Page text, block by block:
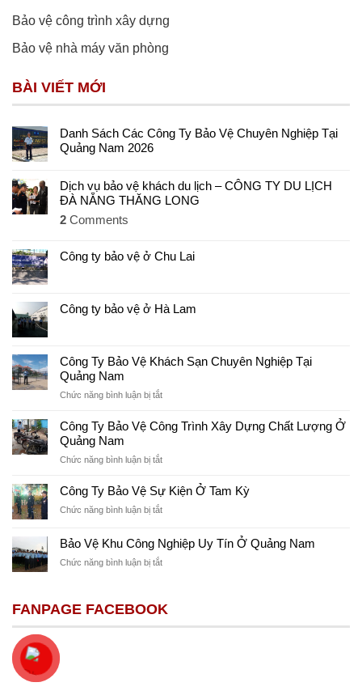
Bảo vệ công trình xây dựng
Bảo vệ nhà máy văn phòng
BÀI VIẾT MỚI
Danh Sách Các Công Ty Bảo Vệ Chuyên Nghiệp Tại
Quảng Nam 2026
Dịch vụ bảo vệ khách du lịch – CÔNG TY DU LỊCH
ĐÀ NẴNG THĂNG LONG
2 Comments
Công ty bảo vệ ở Chu Lai
Công ty bảo vệ ở Hà Lam
Công Ty Bảo Vệ Khách Sạn Chuyên Nghiệp Tại
Quảng Nam
Chức năng bình luận bị tắtở
Ty
Bảo
Khách
Chuyên
Nam
Công Ty Bảo Vệ Công Trình Xây Dựng Chất Lượng Ở
Quảng Nam
Chức năng bình luận bị tắtở
Ty
Vệ
Trình
Dựng
Ở
Quảng
Công Ty Bảo Vệ Sự Kiện Ở Tam Kỳ
Chức năng bình luận bị tắtở
Bảo
Vệ
Ở
Bảo Vệ Khu Công Nghiệp Uy Tín Ở Quảng Nam
Chức năng bình luận bị tắtở
Khu
Công
Nghiệp
FANPAGE FACEBOOK